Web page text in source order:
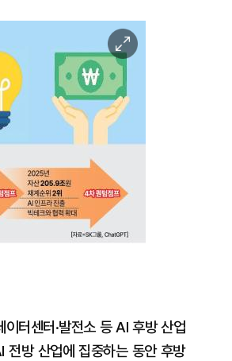
이
미
지
확
터센터·발전소 등 AI 후방 산업
전방 산업에 집중하는 동안 후방